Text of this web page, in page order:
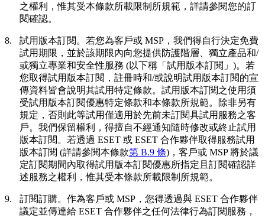
之權利，惟其受本條款所載限制所規範，詳請參閱您的訂
閱確認。
8. 試用版本訂閱。 若您為客戶或 MSP，我們得自行決定免費
試用期限，並於該期限內向您提供防護階層、獨立產品和/
或獨立專業和安全性服務 (以下稱「 試用版本訂閱 」)。若
您取得試用版本訂閱，註冊時和/或說明試用版本訂閱的宣
傳資料皆會說明其試用特定條款。試用版本訂閱之使用須
受試用版本訂閱優惠特定條款和本條款所規範。除非另有
規定，否則此等試用僅適用於先前未訂閱具試用服務之客
戶。我們保留權利，得擅自不經通知隨時修改或終止試用
版本訂閱。若透過 ESET 或 ESET 合作夥伴取得服務試用
版本訂閱 (詳請參閱本條款第 B.9 條)，客戶或 MSP 將於議
定訂閱期間內取得試用版本訂閱優惠所指定且訂閱確認詳
述服務之權利，惟其受本條款所載限制所規範。
9. 訂閱訂購。 作為客戶或 MSP，您得透過與 ESET 合作夥伴
議定並傳達給 ESET 合作夥伴之任何法律行為訂閱服務，